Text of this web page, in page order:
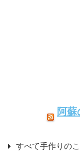
阿
すべて手作りの